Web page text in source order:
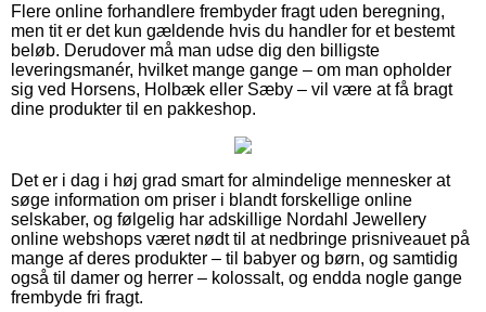
Flere online forhandlere frembyder fragt uden beregning,
men tit er det kun gældende hvis du handler for et bestemt
beløb. Derudover må man udse dig den billigste
leveringsmanér, hvilket mange gange – om man opholder
sig ved Horsens, Holbæk eller Sæby – vil være at få bragt
dine produkter til en pakkeshop.
Det er i dag i høj grad smart for almindelige mennesker at
søge information om priser i blandt forskellige online
selskaber, og følgelig har adskillige Nordahl Jewellery
online webshops været nødt til at nedbringe prisniveauet på
mange af deres produkter – til babyer og børn, og samtidig
også til damer og herrer – kolossalt, og endda nogle gange
frembyde fri fragt.